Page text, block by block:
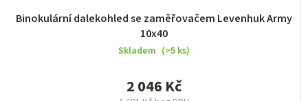
Binokulární dalekohled se zaměřovačem Levenhuk Army
10x40
Skladem (>5 ks)
2 046 Kč